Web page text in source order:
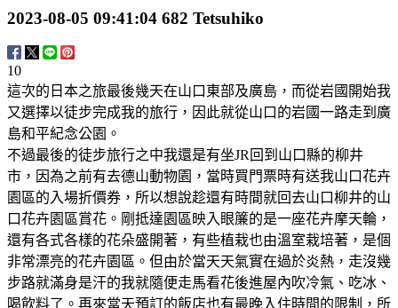
2023-08-05 09:41:04 682 Tetsuhiko
10
這次的日本之旅最後幾天在山口東部及廣島，而從岩國開始我
又選擇以徒步完成我的旅行，因此就從山口的岩國一路走到廣
島和平紀念公園。
不過最後的徒步旅行之中我還是有坐JR回到山口縣的柳井
市，因為之前有去德山動物園，當時買門票時有送我山口花卉
園區的入場折價券，所以想說趁還有時間就回去山口柳井的山
口花卉園區賞花。剛抵達園區映入眼簾的是一座花卉摩天輪，
還有各式各樣的花朵盛開著，有些植栽也由溫室栽培著，是個
非常漂亮的花卉園區。但由於當天天氣實在過於炎熱，走沒幾
步路就滿身是汗的我就隨便走馬看花後進屋內吹冷氣、吃冰、
喝飲料了。再來當天預訂的飯店也有最晚入住時間的限制，所